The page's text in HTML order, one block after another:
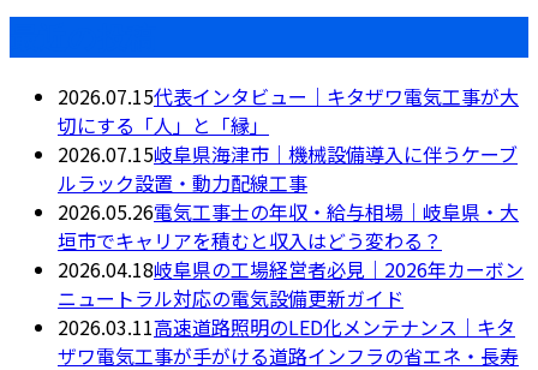
2026.07.15代表インタビュー｜キタザワ電気工事が大
切にする「人」と「縁」
2026.07.15岐阜県海津市｜機械設備導入に伴うケーブ
ルラック設置・動力配線工事
2026.05.26電気工事士の年収・給与相場｜岐阜県・大
垣市でキャリアを積むと収入はどう変わる？
2026.04.18岐阜県の工場経営者必見｜2026年カーボン
ニュートラル対応の電気設備更新ガイド
2026.03.11高速道路照明のLED化メンテナンス｜キタ
ザワ電気工事が手がける道路インフラの省エネ・長寿